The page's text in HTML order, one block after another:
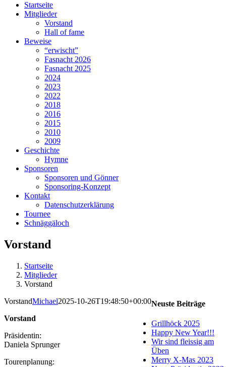
Startseite
Mitglieder
Vorstand
Hall of fame
Beweise
“erwischt”
Fasnacht 2026
Fasnacht 2025
2024
2023
2022
2018
2016
2015
2010
2009
Geschichte
Hymne
Sponsoren
Sponsoren und Gönner
Sponsoring-Konzept
Kontakt
Datenschutzerklärung
Tournee
Schnäggäloch
Vorstand
Startseite
Mitglieder
Vorstand
VorstandMichael2025-10-26T19:48:50+00:00
Vorstand
Präsidentin:
Daniela Sprunger
Tourenplanung:
Neuste Beiträge
Grillhöck 2025
Happy New Year!!!
Wir sind fleissig am
Üben
Merry X-Mas 2023